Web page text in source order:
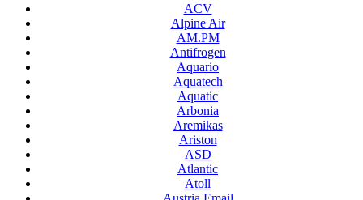
ACV
Alpine Air
AM.PM
Antifrogen
Aquario
Aquatech
Aquatic
Arbonia
Aremikas
Ariston
ASD
Atlantic
Atoll